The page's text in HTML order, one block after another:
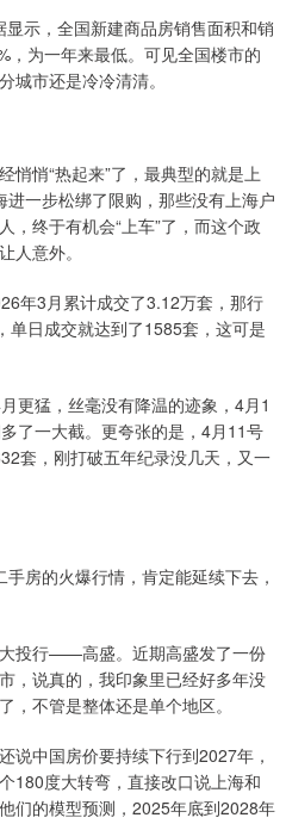
示，全国新建商品房销售面积和销
，为一年来最低。可见全国楼市的
城市还是冷冷清清。
悄悄“热起来”了，最典型的就是上
一步松绑了限购，那些没有上海户
，终于有机会“上车”了，而这个政
人意外。
年3月累计成交了3.12万套，那行
单日成交就达到了1585套，这可是
更猛，丝毫没有降温的迹象，4月1
了一大截。更夸张的是，4月11号
套，刚打破五年纪录没几天，又一
房的火爆行情，肯定能延续下去，
投行——高盛。近期高盛发了一份
，说真的，我印象里已经好多年没
，不管是整体还是单个地区。
说中国房价要持续下行到2027年，
180度大转弯，直接改口说上海和
们的模型预测，2025年底到2028年